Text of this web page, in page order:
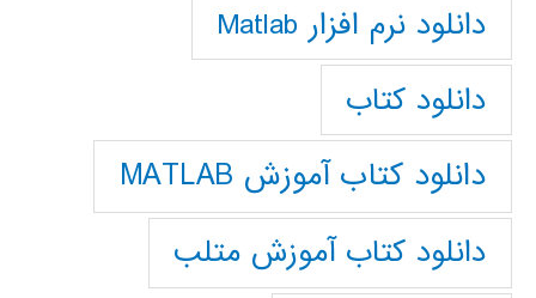
دانلود نرم افزار Matlab
دانلود کتاب
دانلود کتاب آموزش MATLAB
دانلود کتاب آموزش متلب